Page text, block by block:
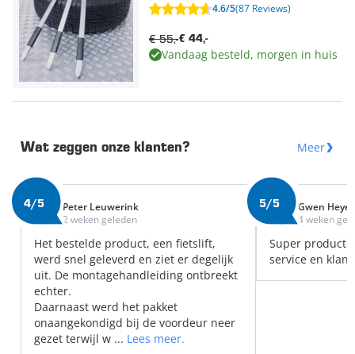
4.6/5(87 Reviews)
€ 44,-
€ 55,-
Vandaag besteld, morgen in huis
Wat zeggen onze klanten? Meer
4/5
Peter Leuwerink
2 weken geleden
Het bestelde product, een fietslift,
werd snel geleverd en ziet er degelijk
uit. De montagehandleiding ontbreekt
echter.
Daarnaast werd het pakket
onaangekondigd bij de voordeur neer
gezet terwijl w ... Lees meer.
5/5
Gwen Heye
4 weken
Super
service en